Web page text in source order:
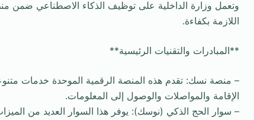
وتعمل وزارة الداخلية على توظيف الذكاء الاصطناعي ضمن
اللازمة بكفاءة.
**المبادرات والتقنيات الرئيسية**
– منصة نسك: تقدم هذه المنصة الرقمية الموحدة خدمات
الإقامة والمواصلات والوصول إلى المعلومات.
– سوار الحج الذكي (نوسك): يوفر هذا السوار العديد من